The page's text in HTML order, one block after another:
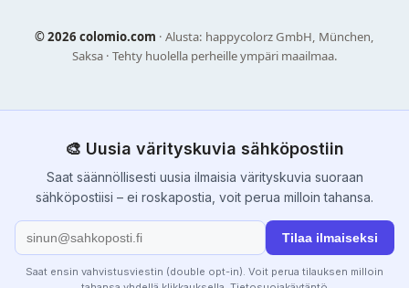
©2026 colomio.com · Alusta: happycolorz GmbH, München,
Saksa · Tehty huolella perheille ympäri maailmaa.
🎨 Uusia värityskuvia sähköpostiin
Saat säännöllisesti uusia ilmaisia värityskuvia suoraan
sähköpostiisi – ei roskapostia, voit perua milloin tahansa.
Tilaa ilmaiseksi
Saat ensin vahvistusviestin (double opt-in). Voit perua tilauksen milloin